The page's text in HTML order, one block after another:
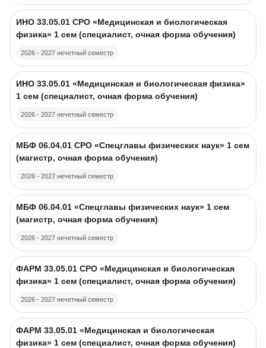
Изображение курса
Название курса
ИНО 33.05.01 CPO «Медицинская и биологическая
физика» 1 сем (специалист, очная форма обучения)
2026 - 2027 нечетный семестр
Изображение курса
Название курса
ИНО 33.05.01 «Медицинская и биологическая физика»
1 сем (специалист, очная форма обучения)
2026 - 2027 нечетный семестр
Изображение курса
Название курса
МБФ 06.04.01 CPO «Спецглавы физических наук» 1 сем
(магистр, очная форма обучения)
2026 - 2027 нечетный семестр
Изображение курса
Название курса
МБФ 06.04.01 «Спецглавы физических наук» 1 сем
(магистр, очная форма обучения)
2026 - 2027 нечетный семестр
Изображение курса
Название курса
ФАРМ 33.05.01 CPO «Медицинская и биологическая
физика» 1 сем (специалист, очная форма обучения)
2026 - 2027 нечетный семестр
Изображение курса
Название курса
ФАРМ 33.05.01 «Медицинская и биологическая
физика» 1 сем (специалист, очная форма обучения)